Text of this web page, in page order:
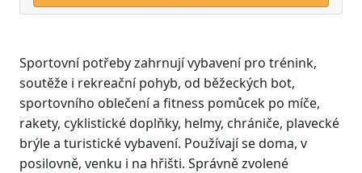
Sportovní potřeby zahrnují vybavení pro trénink,
soutěže i rekreační pohyb, od běžeckých bot,
sportovního oblečení a fitness pomůcek po míče,
rakety, cyklistické doplňky, helmy, chrániče, plavecké
brýle a turistické vybavení. Používají se doma, v
posilovně, venku i na hřišti. Správně zvolené